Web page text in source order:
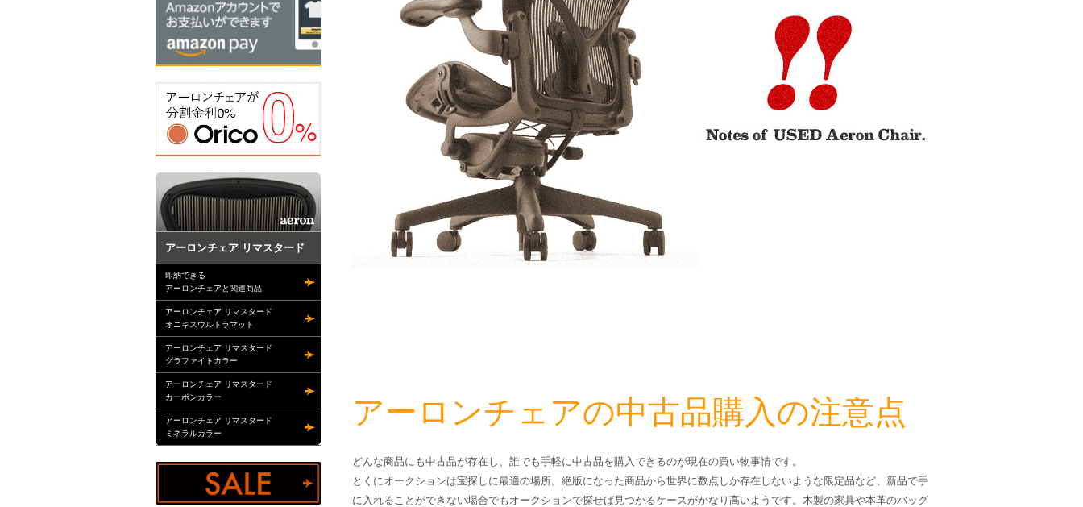
アーロンチェア リマスタード
即納できる
アーロンチェアと関連商品
アーロンチェア リマスタード
オニキスウルトラマット
アーロンチェア リマスタード
グラファイトカラー
アーロンチェア リマスタード
カーボンカラー
アーロンチェア リマスタード
ミネラルカラー
アーロンチェアの中古品購入の注意点
どんな商品にも中古品が存在し、誰でも手軽に中古品を購入できるのが現在の買い物事情です。
とくにオークションは宝探しに最適の場所。絶版になった商品から世界に数点しか存在しないような限定品など、新品で手
に入れることができない場合でもオークションで探せば見つかるケースがかなり高いようです。木製の家具や本革のバッグ